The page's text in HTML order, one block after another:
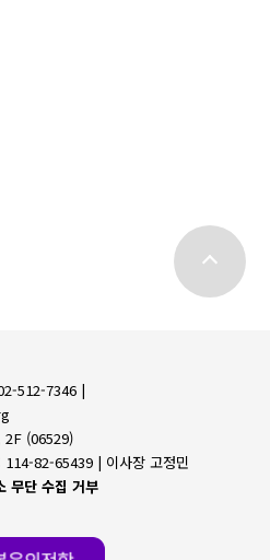
512-7346 |
2F (06529)
114-82-65439 | 이사장 고정민
무단 수집 거부